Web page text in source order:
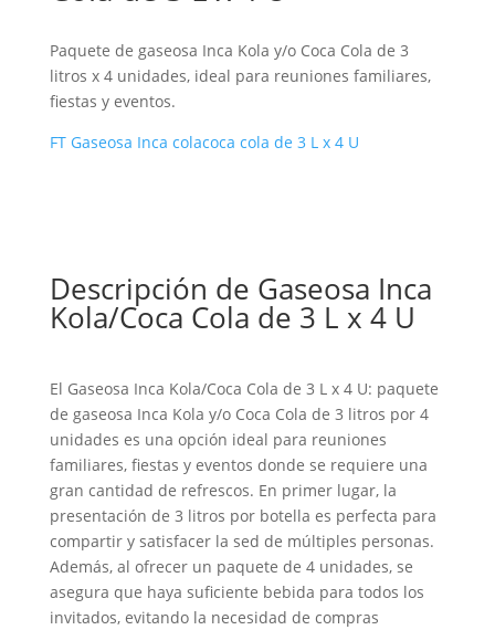
Paquete de gaseosa Inca Kola y/o Coca Cola de 3
litros x 4 unidades, ideal para reuniones familiares,
fiestas y eventos.
FT Gaseosa Inca colacoca cola de 3 L x 4 U
Descripción de Gaseosa Inca
Kola/Coca Cola de 3 L x 4 U
El Gaseosa Inca Kola/Coca Cola de 3 L x 4 U: paquete
de gaseosa Inca Kola y/o Coca Cola de 3 litros por 4
unidades es una opción ideal para reuniones
familiares, fiestas y eventos donde se requiere una
gran cantidad de refrescos. En primer lugar, la
presentación de 3 litros por botella es perfecta para
compartir y satisfacer la sed de múltiples personas.
Además, al ofrecer un paquete de 4 unidades, se
asegura que haya suficiente bebida para todos los
invitados, evitando la necesidad de compras